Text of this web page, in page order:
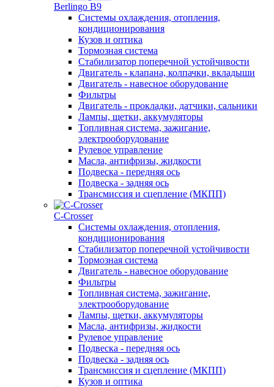
Berlingo B9
Системы охлаждения, отопления,
кондиционирования
Кузов и оптика
Тормозная система
Стабилизатор поперечной устойчивости
Двигатель - клапана, колпачки, вкладыши
Двигатель - навесное оборудование
Фильтры
Двигатель - прокладки, датчики, сальники
Лампы, щетки, аккумуляторы
Топливная система, зажигание,
электрооборудование
Рулевое управление
Масла, антифризы, жидкости
Подвеска - передняя ось
Подвеска - задняя ось
Трансмиссия и сцепление (МКПП)
С-Сrosser
Системы охлаждения, отопления,
кондиционирования
Стабилизатор поперечной устойчивости
Тормозная система
Двигатель - навесное оборудование
Фильтры
Топливная система, зажигание,
электрооборудование
Лампы, щетки, аккумуляторы
Масла, антифризы, жидкости
Рулевое управление
Подвеска - передняя ось
Подвеска - задняя ось
Трансмиссия и сцепление (МКПП)
Кузов и оптика